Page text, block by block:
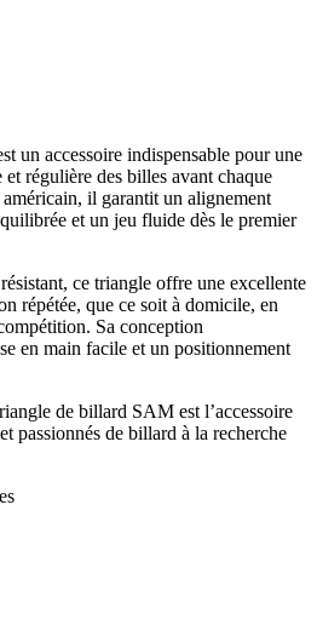
un accessoire indispensable pour une
régulière des billes avant chaque
il garantit un alignement
et un jeu fluide dès le premier
ce triangle offre une excellente
répétée, que ce soit à domicile, en
Sa conception
en main facile et un positionnement
de billard SAM est l’accessoire
passionnés de billard à la recherche